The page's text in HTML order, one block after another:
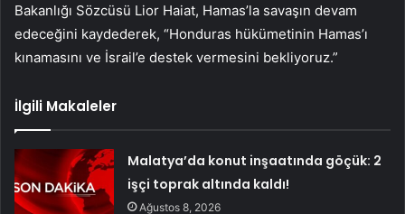
Bakanlığı Sözcüsü Lior Haiat, Hamas’la savaşın devam
edeceğini kaydederek, “Honduras hükümetinin Hamas’ı
kınamasını ve İsrail’e destek vermesini bekliyoruz.”
İlgili Makaleler
Malatya’da konut inşaatında göçük: 2
işçi toprak altında kaldı!
Ağustos 8, 2026